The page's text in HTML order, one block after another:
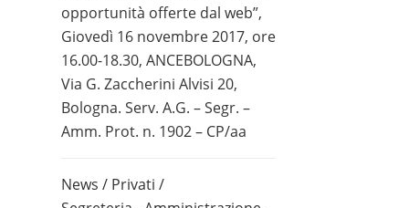
opportunità offerte dal web”,
Giovedì 16 novembre 2017, ore
16.00-18.30, ANCEBOLOGNA,
Via G. Zaccherini Alvisi 20,
Bologna. Serv. A.G. – Segr. –
Amm. Prot. n. 1902 – CP/aa
News / Privati /